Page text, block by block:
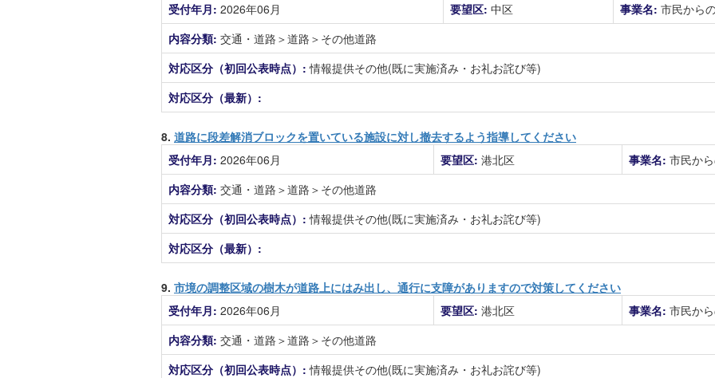
受付年月: 2026年06月 要望区: 中区 事業名: 市民から
内容分類: 交通・道路＞道路＞その他道路
対応区分（初回公表時点）:情報提供その他(既に実施済み・お礼お詫び等)
対応区分（最新）:
8. 道路に段差解消ブロックを置いている施設に対し撤去するよう指導してください
受付年月: 2026年06月 要望区: 港北区 事業名: 市民か
内容分類: 交通・道路＞道路＞その他道路
対応区分（初回公表時点）:情報提供その他(既に実施済み・お礼お詫び等)
対応区分（最新）:
9. 市境の調整区域の樹木が道路上にはみ出し、通行に支障がありますので対策してください
受付年月: 2026年06月 要望区: 港北区 事業名: 市民か
内容分類: 交通・道路＞道路＞その他道路
対応区分（初回公表時点）:情報提供その他(既に実施済み・お礼お詫び等)